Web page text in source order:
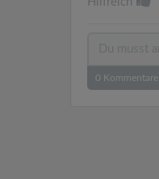
0 Kommentare